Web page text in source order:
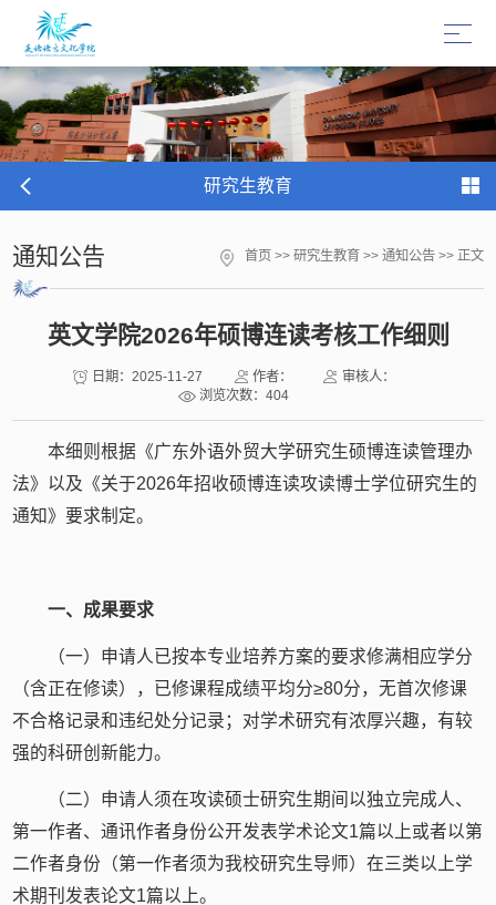
研究生教育
通知公告 首页 >> 研究生教育 >> 通知公告>> 正文
英文学院2026年硕博连读考核工作细则
日期：2025-11-27 作者：
审核人：
浏览次数： 404
本细则根据《广东外语外贸大学研究生硕博连读管理办
法》以及《关于2026年招收硕博连读攻读博士学位研究生的
通知》要求制定。
一、成果要求
（一）申请人已按本专业培养方案的要求修满相应学分
（含正在修读），已修课程成绩平均分≥80分，无首次修课
不合格记录和违纪处分记录；对学术研究有浓厚兴趣，有较
强的科研创新能力。
（二）申请人须在攻读硕士研究生期间以独立完成人、
第一作者、通讯作者身份公开发表学术论文1篇以上或者以第
二作者身份（第一作者须为我校研究生导师）在三类以上学
术期刊发表论文1篇以上。